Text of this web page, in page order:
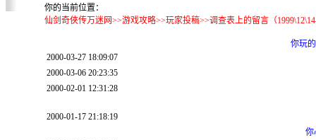
你的当前位置：
仙剑奇俠传万迷网>>游戏攻略>>玩家投稿>>调查表上的留言（
你玩
2000-03-27 18:09:07
2000-03-06 20:23:35
2000-02-01 12:31:28
2000-01-17 21:18:19
你